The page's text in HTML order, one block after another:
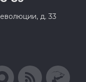
д. 33